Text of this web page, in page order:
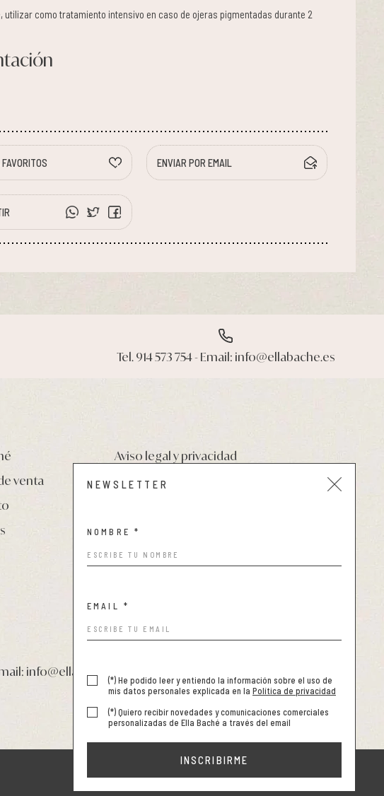
utilizar como tratamiento intensivo en caso de ojeras pigmentadas durante 2
ENVIAR POR EMAIL
Tel. 914 573 754 - Email: info@ellabache.es
venta
Aviso legal y privacidad
Condiciones de compra
info@ellabache.es
NEWSLETTER
NOMBRE *
EMAIL *
(*) He podido leer y entiendo la información sobre el uso de
mis datos personales explicada en la Política de privacidad
(*) Quiero recibir novedades y comunicaciones comerciales
personalizadas de Ella Baché a través del email
INSCRIBIRME